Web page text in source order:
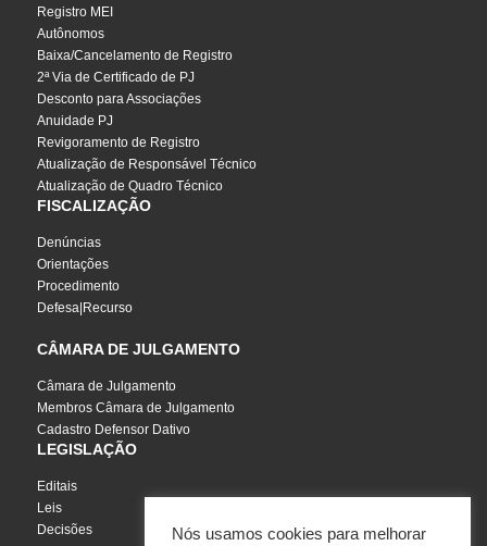
Registro MEI
Autônomos
Baixa/Cancelamento de Registro
2ª Via de Certificado de PJ
Desconto para Associações
Anuidade PJ
Revigoramento de Registro
Atualização de Responsável Técnico
Atualização de Quadro Técnico
FISCALIZAÇÃO
Denúncias
Orientações
Procedimento
Defesa|Recurso
CÂMARA DE JULGAMENTO
Câmara de Julgamento
Membros Câmara de Julgamento
Cadastro Defensor Dativo
LEGISLAÇÃO
Editais
Leis
Decisões
Nós usamos cookies para melhorar